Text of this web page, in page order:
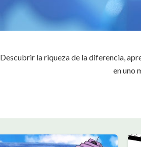
Descubrir la riqueza de la diferencia,
en uno